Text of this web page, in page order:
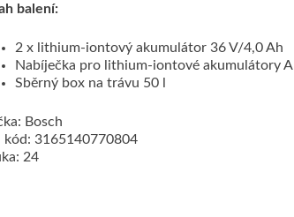
balení:
2 x lithium-iontový akumulátor 36 V/4,0 Ah
Nabíječka pro lithium-iontové akumulátory
Sběrný box na trávu 50 l
Bosch
kód: 3165140770804
24